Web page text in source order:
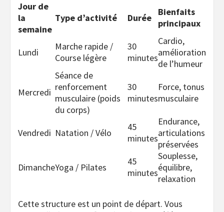
Jour de
la
semaine
Type d’activité Durée
Bienfaits
principaux
Lundi
Marche rapide /
Course légère
30
minutes
Cardio,
amélioration
de l’humeur
Mercredi
Séance de
renforcement
musculaire (poids
du corps)
30
minutes
Force, tonus
musculaire
Vendredi Natation / Vélo
45
minutes
Endurance,
articulations
préservées
DimancheYoga / Pilates
45
minutes
Souplesse,
équilibre,
relaxation
Cette structure est un point de départ. Vous